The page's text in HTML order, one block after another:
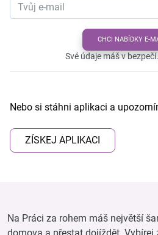
CHCI NABÍDKY E-
Své údaje máš v bezpečí.
Nebo si stáhni aplikaci a
ZÍSKEJ APLIKACI
Na Práci za rohem máš největší
domova a přestat dojíždět.